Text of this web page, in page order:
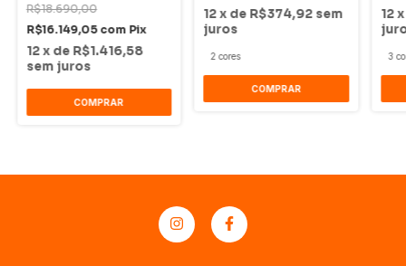
R$18.690,00
R$16.149,05 com Pix
12xde R$1.416,58
sem juros
COMPRAR
12 xde R$374,92 sem
juros
2 cores
COMPRAR
12
3